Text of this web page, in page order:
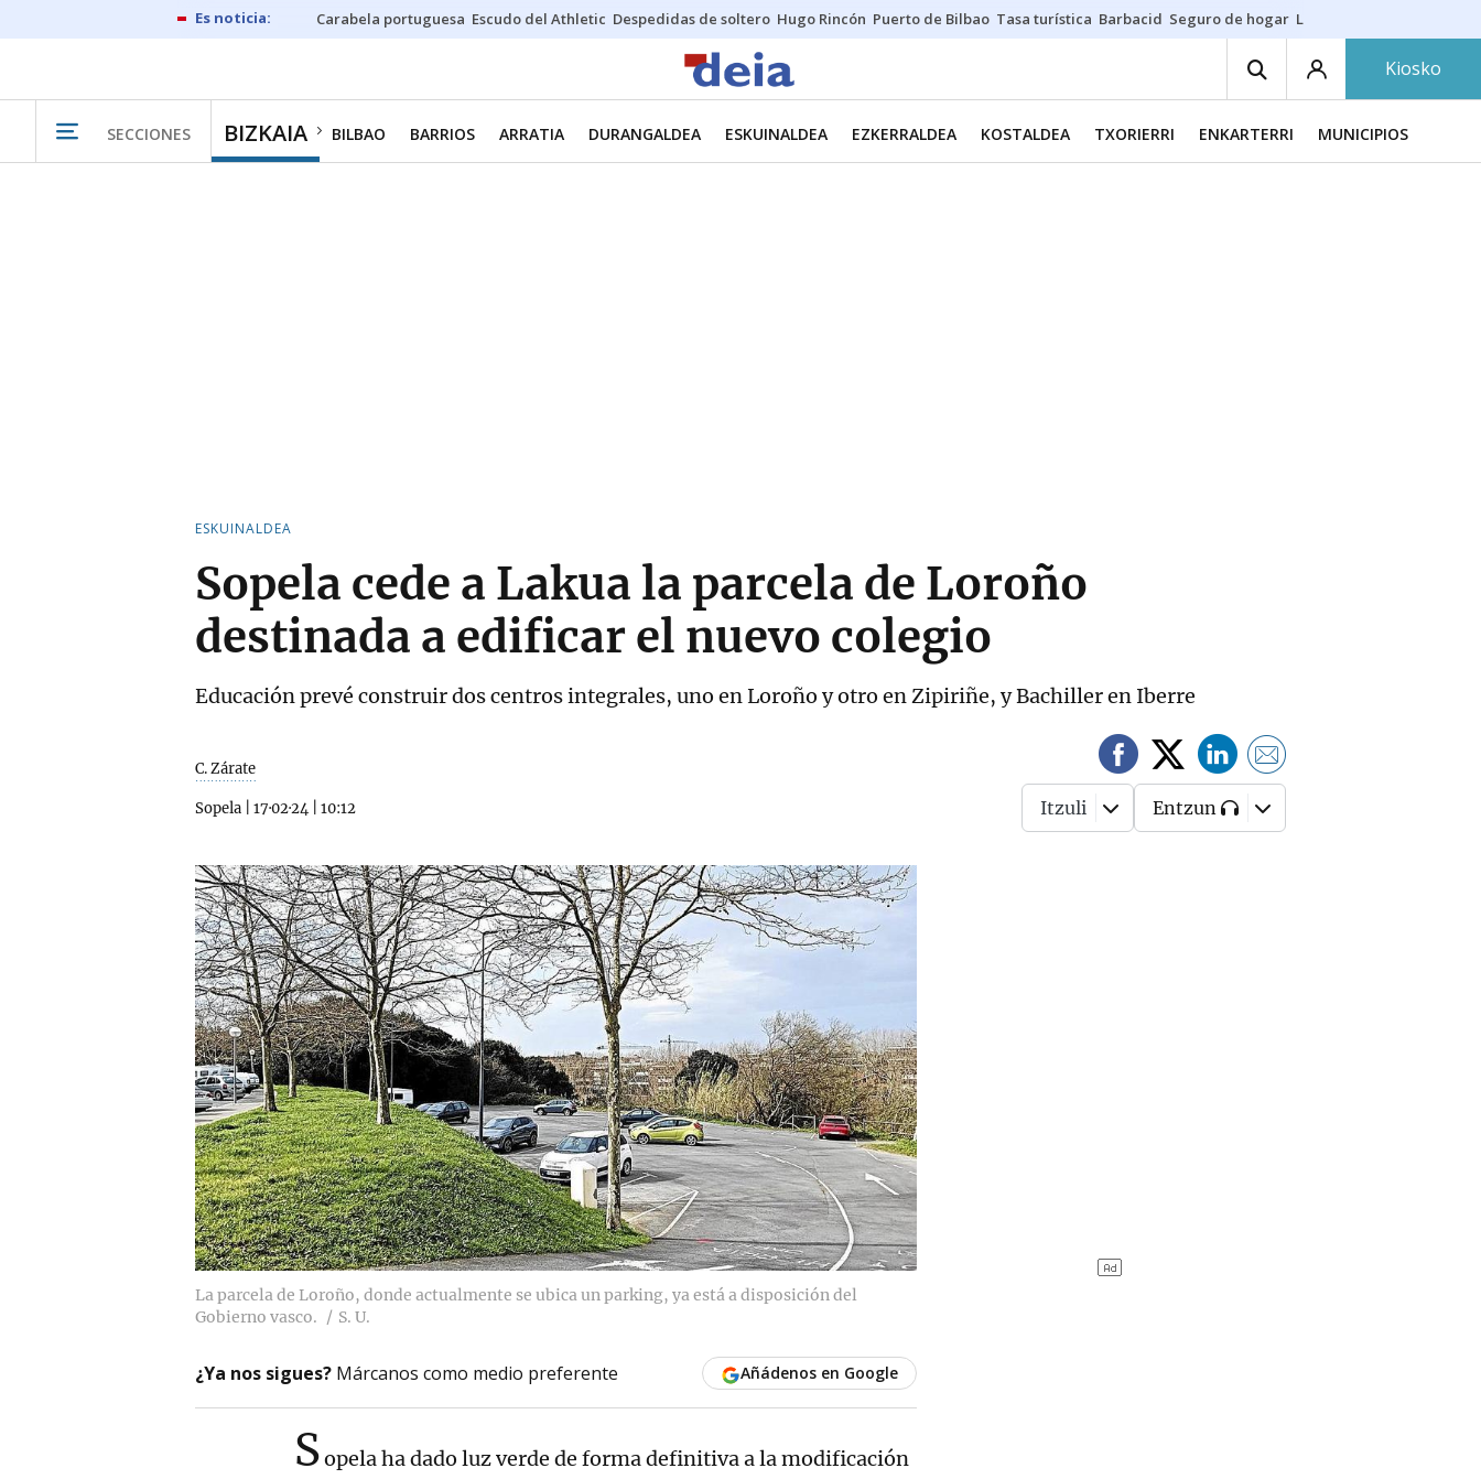
Carabela portuguesa Escudo del Athletic Despedidas de soltero Hugo Rincón Puerto de Bilbao Tasa turística Barbacid Seguro de hogar Lío Athletic-Osasuna
Kiosko
SECCIONES BIZKAIA BILBAO BARRIOS ARRATIA DURANGALDEA ESKUINALDEA EZKERRALDEA KOSTALDEA TXORIERRI ENKARTERRI MUNICIPIOS
ESKUINALDEA
Sopela cede a Lakua la parcela de Loroño
destinada a edificar el nuevo colegio
Educación prevé construir dos centros integrales, uno en Loroño y otro en Zipiriñe, y Bachiller en Iberre
C. Zárate
Sopela 17·02·24 10:12 Itzuli Entzun
La parcela de Loroño, donde actualmente se ubica un parking, ya está a disposición del
Gobierno vasco.
S. U.
¿Ya nos sigues? Márcanos como medio preferente Añádenos en Google
Sopela ha dado luz verde de forma definitiva a la modificación